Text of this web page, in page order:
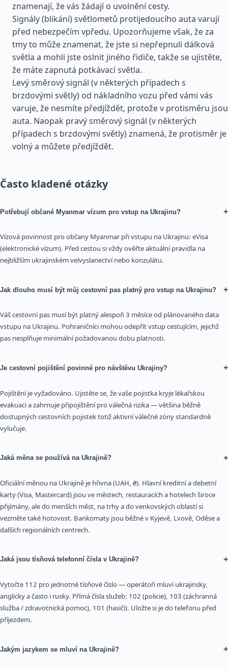
znamenají, že vás žádají o uvolnění cesty.
Signály (blikání) světlometů protijedoucího auta varují
před nebezpečím vpředu. Upozorňujeme však, že za
tmy to může znamenat, že jste si nepřepnuli dálková
světla a mohli jste oslnit jiného řidiče, takže se ujistěte,
že máte zapnutá potkávací světla.
Levý směrový signál (v některých případech s
brzdovými světly) od nákladního vozu před vámi vás
varuje, že nesmíte předjíždět, protože v protisměru jsou
auta. Naopak pravý směrový signál (v některých
případech s brzdovými světly) znamená, že protisměr je
volný a můžete předjíždět.
Často kladené otázky
Potřebují občané Myanmar vízum pro vstup na Ukrajinu? +
Vízová povinnost pro občany Myanmar při vstupu na Ukrajinu: eVisa
(elektronické vízum). Před cestou si vždy ověřte aktuální pravidla na
nejbližším ukrajinském velvyslanectví nebo konzulátu.
Jak dlouho musí být můj cestovní pas platný pro vstup na Ukrajinu? +
Váš cestovní pas musí být platný alespoň 3 měsíce od plánovaného data
vstupu na Ukrajinu. Pohraničníci mohou odepřít vstup cestujícím, jejichž
pas nesplňuje minimální požadovanou dobu platnosti.
Je cestovní pojištění povinné pro návštěvu Ukrajiny? +
Pojištění je vyžadováno. Ujistěte se, že vaše pojistka kryje lékařskou
evakuaci a zahrnuje připojištění pro válečná rizika — většina běžně
dostupných cestovních pojistek totiž aktivní válečné zóny standardně
vylučuje.
Jaká měna se používá na Ukrajině? +
Oficiální měnou na Ukrajině je hřivna (UAH, ₴). Hlavní kreditní a debetní
karty (Visa, Mastercard) jsou ve městech, restauracích a hotelech široce
přijímány, ale do menších měst, na trhy a do venkovských oblastí si
vezměte také hotovost. Bankomaty jsou běžné v Kyjevě, Lvově, Oděse a
dalších regionálních centrech.
Jaká jsou tísňová telefonní čísla v Ukrajině? +
Vytočte 112 pro jednotné tísňové číslo — operátoři mluví ukrajinsky,
anglicky a často i rusky. Přímá čísla služeb: 102 (policie), 103 (záchranná
služba / zdravotnická pomoc), 101 (hasiči). Uložte si je do telefonu před
příjezdem.
Jakým jazykem se mluví na Ukrajině? +